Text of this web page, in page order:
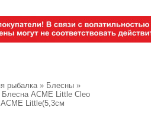
рыбалка» Блесны »
Блесна ACME Little Cleo
Little(5,3см